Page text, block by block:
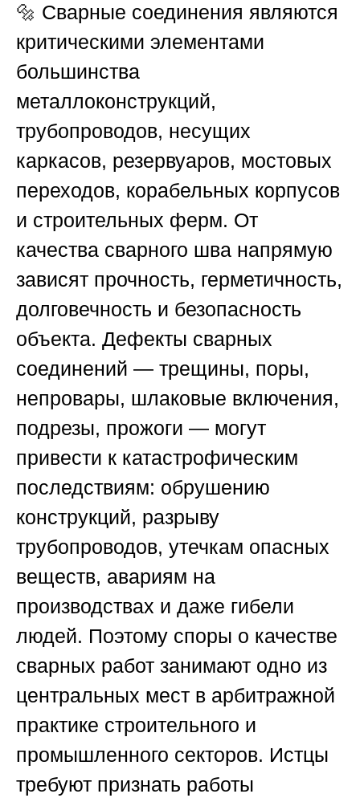
🔩 Сварные соединения являются
критическими элементами
большинства
металлоконструкций,
трубопроводов, несущих
каркасов, резервуаров, мостовых
переходов, корабельных корпусов
и строительных ферм. От
качества сварного шва напрямую
зависят прочность, герметичность,
долговечность и безопасность
объекта. Дефекты сварных
соединений — трещины, поры,
непровары, шлаковые включения,
подрезы, прожоги — могут
привести к катастрофическим
последствиям: обрушению
конструкций, разрыву
трубопроводов, утечкам опасных
веществ, авариям на
производствах и даже гибели
людей. Поэтому споры о качестве
сварных работ занимают одно из
центральных мест в арбитражной
практике строительного и
промышленного секторов. Истцы
требуют признать работы